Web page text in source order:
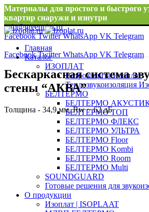
Материалы для простого и быстрого
квартир снаружи и изнутри
info@greenplat.ru
Facebook Twitter WhatsApp VK Telegram
8 996 533 10 46
Facebook Twitter WhatsApp VK Telegram
Главная
Каталог
ИЗОПЛАТ
Ветрозащита Изоплат
Теплозвукоизоляция
БЕЛТЕРМО
БЕЛТЕРМО
БЕЛТЕРМО ТОП
БЕЛТЕРМО ФЛЕКС
БЕЛТЕРМО УЛЬТРА
БЕЛТЕРМО Floor
БЕЛТЕРМО Kombi
БЕЛТЕРМО Room
БЕЛТЕРМО Multi
SOUNDGUARD
Готовые решения для
О продукции
Изоплат | ISOPLAAT
Бескаркасная система
стены “АКВА”
Толщина - 34,9 мм, Rw ~ 62 дБ